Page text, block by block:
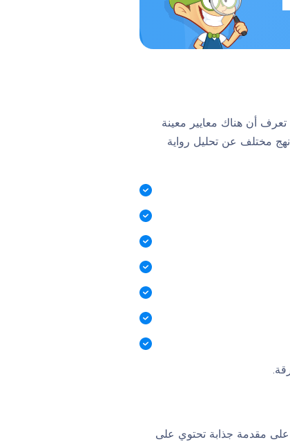
أن هناك معايير معينة
مختلف عن تحليل رواية
على مقدمة جذابة تحتوي على